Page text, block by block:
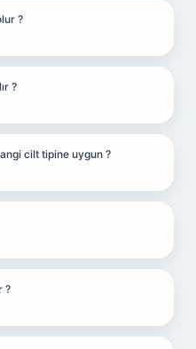
?
?
cilt tipine uygun ?
?